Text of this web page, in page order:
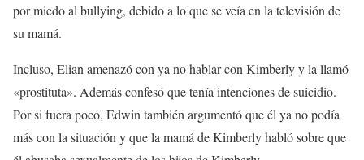
por miedo al bullying, debido a lo que se veía en la televisión de
su mamá.
Incluso, Elian amenazó con ya no hablar con Kimberly y la llamó
«prostituta». Además confesó que tenía intenciones de suicidio.
Por si fuera poco, Edwin también argumentó que él ya no podía
más con la situación y que la mamá de Kimberly habló sobre que